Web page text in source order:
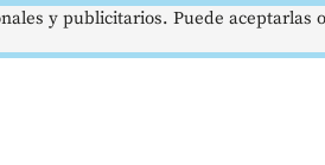
y publicitarios. Puede aceptarlas